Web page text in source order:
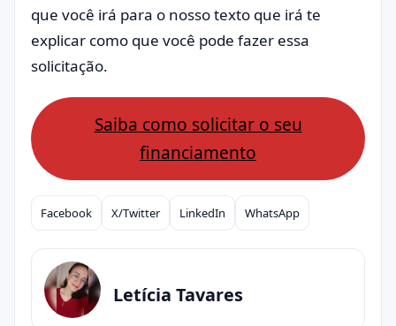
que você irá para o nosso texto que irá te
explicar como que você pode fazer essa
solicitação.
Saiba como solicitar o seu
financiamento
Compartilhar
Facebook X/Twitter LinkedIn WhatsApp
Letícia Tavares